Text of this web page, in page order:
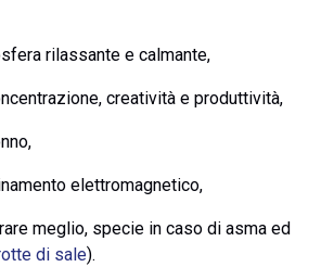
rilassante e calmante,
creatività e produttività,
elettromagnetico,
meglio, specie in caso di asma ed
di sale).